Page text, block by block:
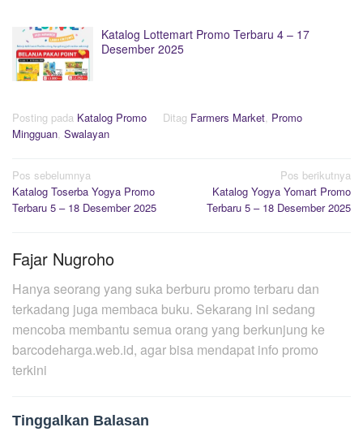
Katalog Lottemart Promo Terbaru 4 – 17
Desember 2025
Posting pada Katalog Promo Ditag Farmers Market, Promo
Mingguan, Swalayan
Navigasi
pos
Pos sebelumnya
Katalog Toserba Yogya Promo
Terbaru 5 – 18 Desember 2025
Pos berikutnya
Katalog Yogya Yomart Promo
Terbaru 5 – 18 Desember 2025
Fajar Nugroho
Hanya seorang yang suka berburu promo terbaru dan
terkadang juga membaca buku. Sekarang ini sedang
mencoba membantu semua orang yang berkunjung ke
barcodeharga.web.id, agar bisa mendapat info promo
terkini
Tinggalkan Balasan